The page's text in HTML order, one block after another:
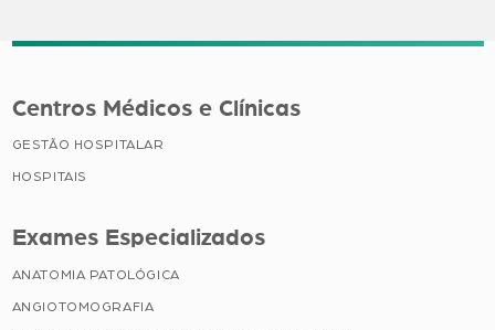
Centros Médicos e Clínicas
GESTÃO HOSPITALAR
HOSPITAIS
Exames Especializados
ANATOMIA PATOLÓGICA
ANGIOTOMOGRAFIA